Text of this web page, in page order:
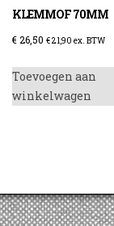
KLEMMOF 70MM
€26,50 €21,90 ex. BTW
Toevoegen aan
winkelwagen